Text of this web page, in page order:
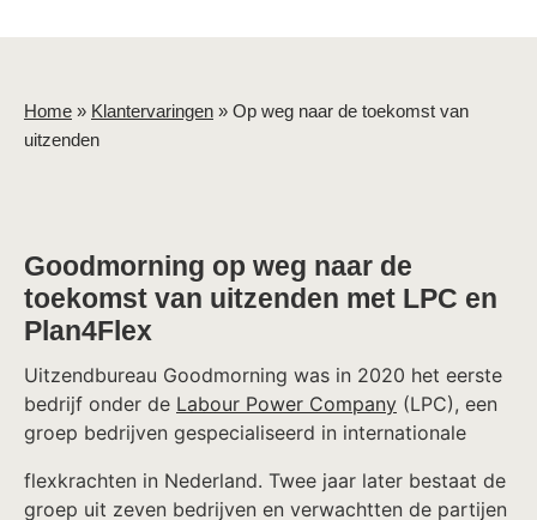
Home » Klantervaringen » Op weg naar de toekomst van
uitzenden
Goodmorning op weg naar de
toekomst van uitzenden met LPC en
Plan4Flex
Uitzendbureau Goodmorning was in 2020 het eerste
bedrijf onder de Labour Power Company (LPC), een
groep bedrijven gespecialiseerd in internationale
flexkrachten in Nederland. Twee jaar later bestaat de
groep uit zeven bedrijven en verwachtten de partijen